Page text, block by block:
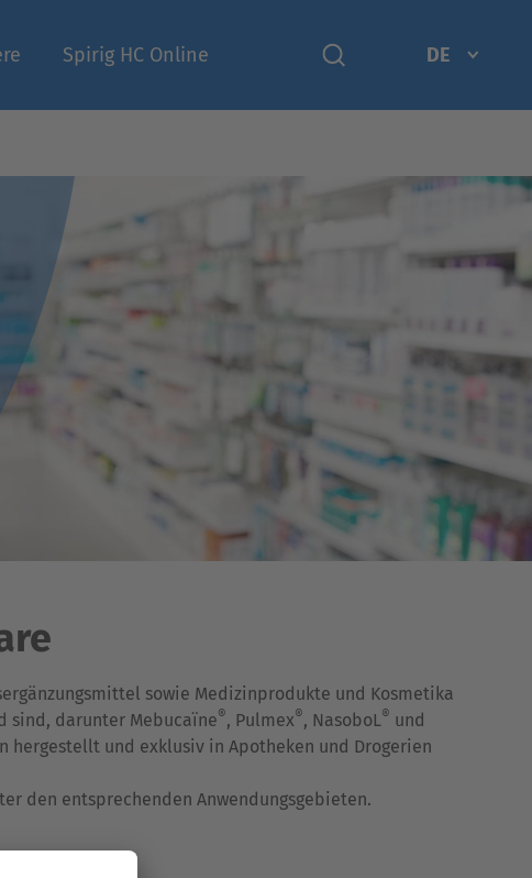
Spirig HC Online DE
sowie Medizinprodukte und Kosmetika
sind, darunter Mebucaïne®, Pulmex®, NasoboL® und
hergestellt und exklusiv in Apotheken und Drogerien
den entsprechenden Anwendungsgebieten.